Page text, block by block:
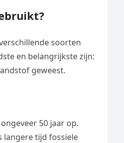
soorten
en belangrijkste zijn:
geweest.
50 jaar op.
langere tijd fossiele